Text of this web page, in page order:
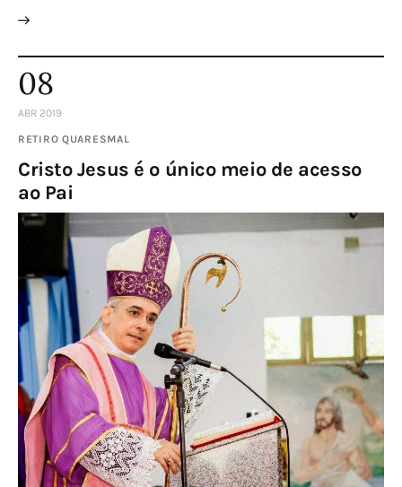
08
ABR 2019
RETIRO QUARESMAL
Cristo Jesus é o único meio de acesso
ao Pai